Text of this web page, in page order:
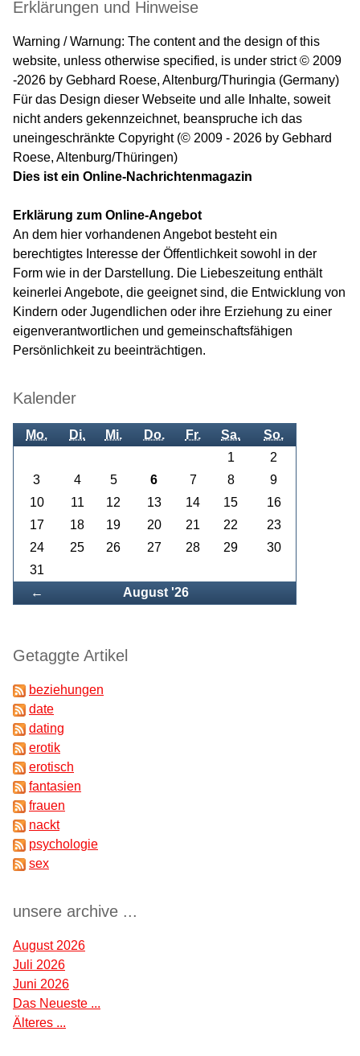
Erklärungen und Hinweise
Warning / Warnung: The content and the design of this
website, unless otherwise specified, is under strict © 2009
-2026 by Gebhard Roese, Altenburg/Thuringia (Germany)
Für das Design dieser Webseite und alle Inhalte, soweit
nicht anders gekennzeichnet, beanspruche ich das
uneingeschränkte Copyright (© 2009 - 2026 by Gebhard
Roese, Altenburg/Thüringen)
Dies ist ein Online-Nachrichtenmagazin
Erklärung zum Online-Angebot
An dem hier vorhandenen Angebot besteht ein
berechtigtes Interesse der Öffentlichkeit sowohl in der
Form wie in der Darstellung. Die Liebeszeitung enthält
keinerlei Angebote, die geeignet sind, die Entwicklung von
Kindern oder Jugendlichen oder ihre Erziehung zu einer
eigenverantwortlichen und gemeinschaftsfähigen
Persönlichkeit zu beeinträchtigen.
Kalender
Mo. Di. Mi. Do. Fr. Sa. So.
← August '26
1
2
3
4 5 6 7 8
9
10
11 12 13 14 15
16
17
18 19 20 21 22
23
24
25 26 27 28 29
30
31
Getaggte Artikel
beziehungen
date
dating
erotik
erotisch
fantasien
frauen
nackt
psychologie
sex
unsere archive ...
August 2026
Juli 2026
Juni 2026
Das Neueste ...
Älteres ...